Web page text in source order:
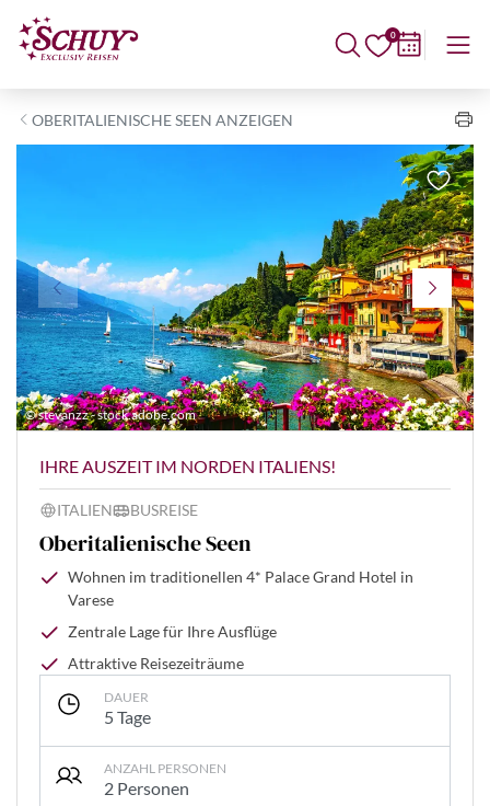
0
OBERITALIENISCHE SEEN ANZEIGEN
© stevanzz - stock.adobe.com
IHRE AUSZEIT IM NORDEN ITALIENS!
ITALIEN BUSREISE
Oberitalienische Seen
Wohnen im traditionellen 4* Palace Grand Hotel in
Varese
Zentrale Lage für Ihre Ausflüge
Attraktive Reisezeiträume
DAUER
5 Tage
ANZAHL PERSONEN
2 Personen